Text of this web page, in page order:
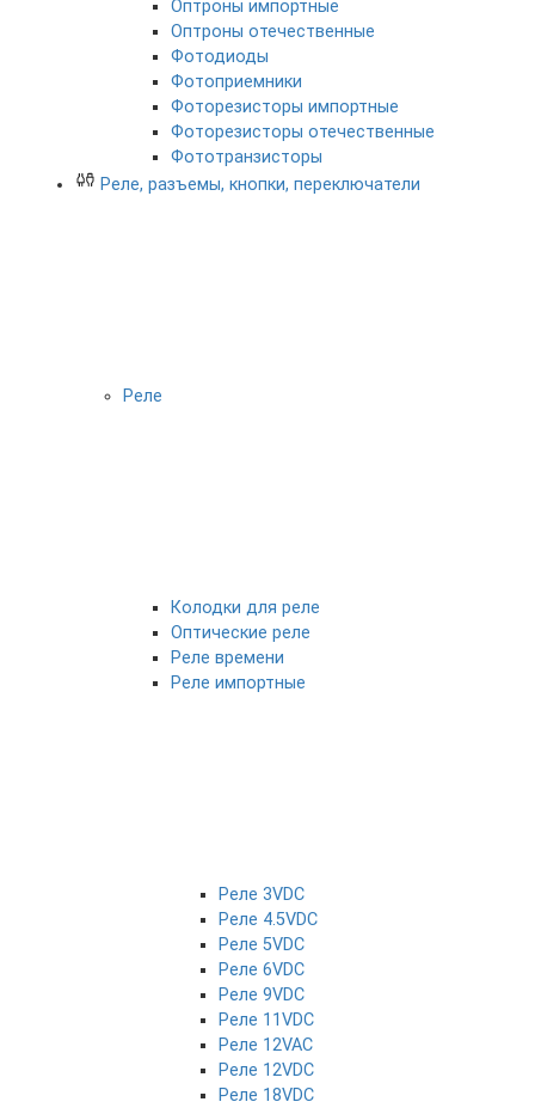
Оптроны импортные
Оптроны отечественные
Фотодиоды
Фотоприемники
Фоторезисторы импортные
Фоторезисторы отечественные
Фототранзисторы
Реле, разъемы, кнопки, переключатели
Реле
Колодки для реле
Оптические реле
Реле времени
Реле импортные
Реле 3VDC
Реле 4.5VDC
Реле 5VDC
Реле 6VDC
Реле 9VDC
Реле 11VDC
Реле 12VAC
Реле 12VDC
Реле 18VDC